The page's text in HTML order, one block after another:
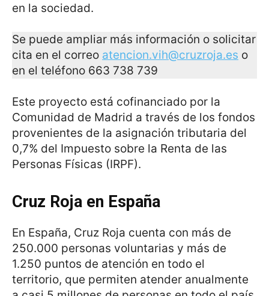
en la sociedad.
Se puede ampliar más información o solicitar
cita en el correo atencion.vih@cruzroja.es o
en el teléfono 663 738 739
Este proyecto está cofinanciado por la
Comunidad de Madrid a través de los fondos
provenientes de la asignación tributaria del
0,7% del Impuesto sobre la Renta de las
Personas Físicas (IRPF).
Cruz Roja en España
En España, Cruz Roja cuenta con más de
250.000 personas voluntarias y más de
1.250 puntos de atención en todo el
territorio, que permiten atender anualmente